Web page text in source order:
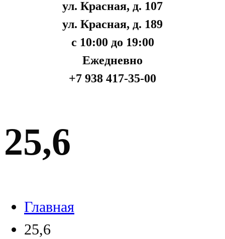
ул. Красная, д. 107
ул. Красная, д. 189
с 10:00 до 19:00
Ежедневно
+7 938 417-35-00
25,6
Главная
25,6